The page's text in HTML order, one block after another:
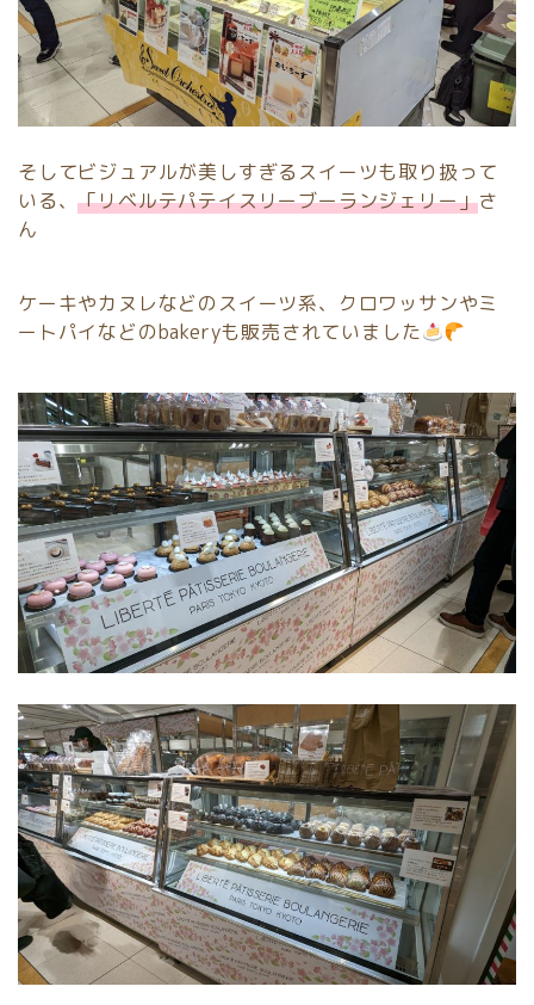
そしてビジュアルが美しすぎるスイーツも取り扱って
いる、「リベルテパテイスリーブーランジェリー」さ
ん
ケーキやカヌレなどのスイーツ系、クロワッサンやミ
ートパイなどのbakeryも販売されていました